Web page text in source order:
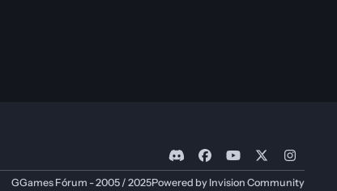
d
i
a
o
n
GGames Fórum - 2005 / 2025Powered by Invision Community